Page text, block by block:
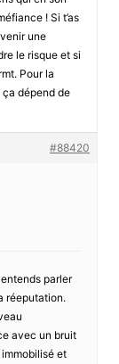
! Si t’as
une
le risque et si
Pour la
ça dépend de
#88420
entends parler
réeputation.
avec un bruit
et